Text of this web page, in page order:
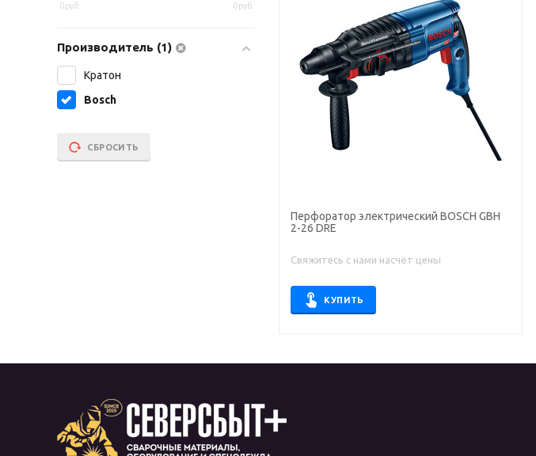
Перфоратор электрический BOSCH GBH
2-26 DRE
Свяжитесь с нами насчёт цены
КУПИТЬ
0руб. 0руб.
Производитель (1)
Кратон
Bosch
СБРОСИТЬ